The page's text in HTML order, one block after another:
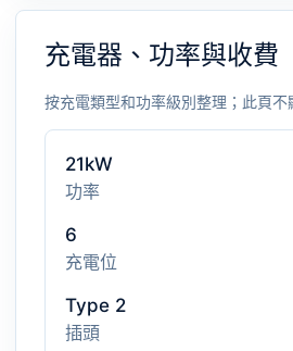
充電器、功率與收費
按充電類型和功率級別整理；此頁不
21kW
功率
6
充電位
Type 2
插頭